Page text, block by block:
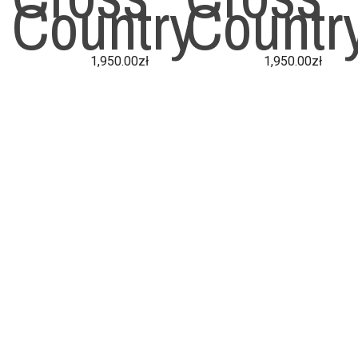
Country
1,950.00zł 1,950.00zł